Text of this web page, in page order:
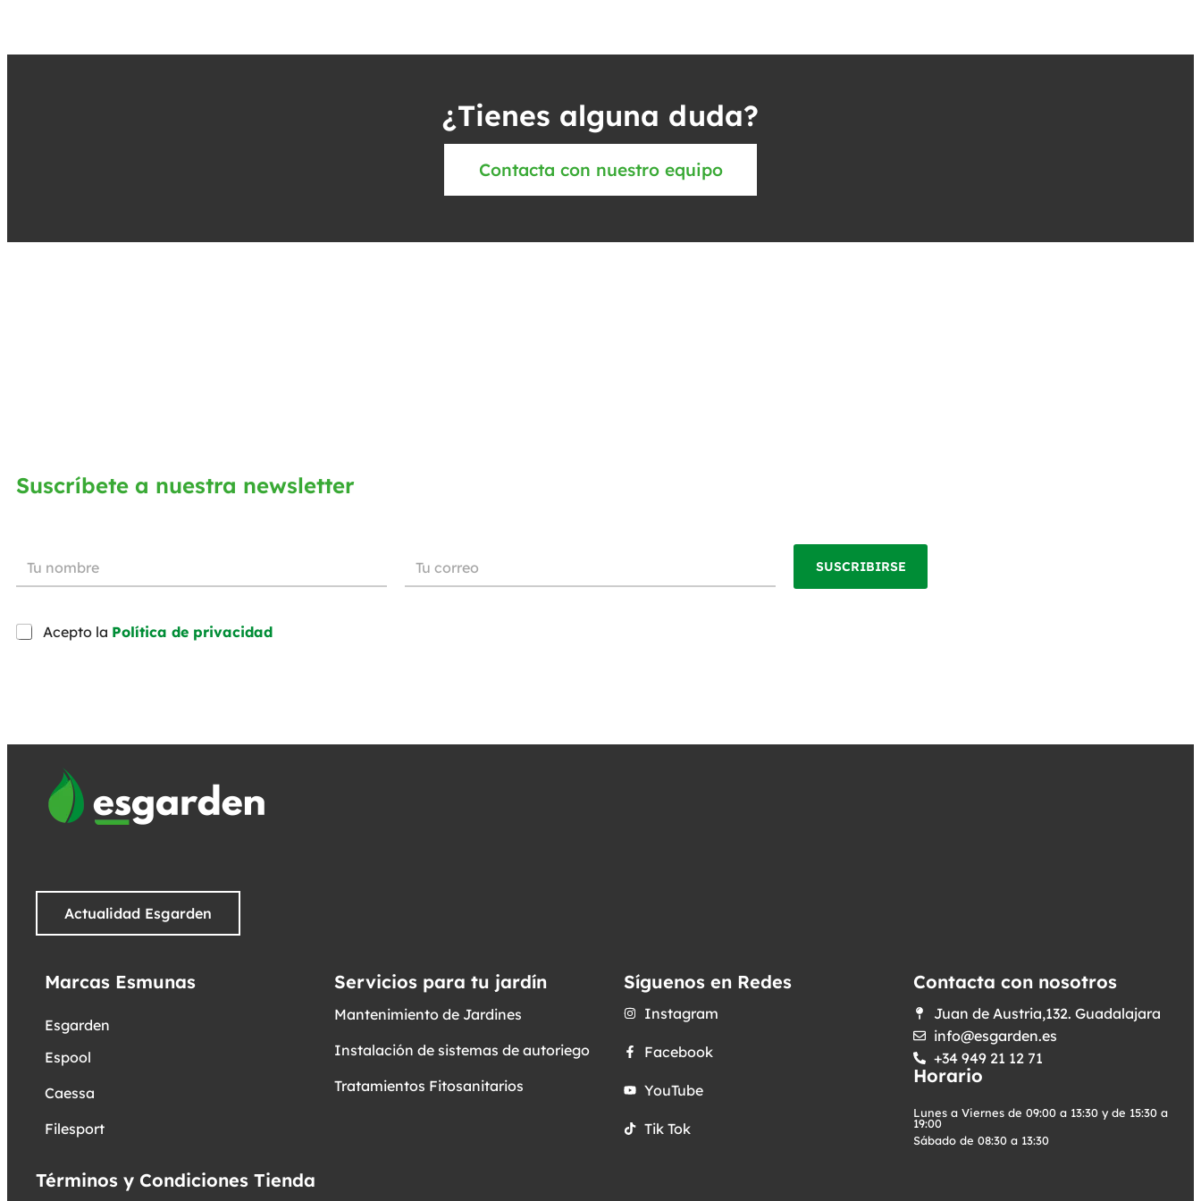
¿Tienes alguna duda?
Contacta con nuestro equipo
Suscríbete a nuestra newsletter
Acepto la Política de privacidad
SUSCRIBIRSE
Actualidad Esgarden
Marcas Esmunas
Esgarden
Espool
Caessa
Filesport
Servicios para tu jardín
Mantenimiento de Jardines
Instalación de sistemas de autoriego
Tratamientos Fitosanitarios
Síguenos en Redes
Instagram
Facebook
YouTube
Tik Tok
Contacta con nosotros
Juan de Austria,132. Guadalajara
info@esgarden.es
+34 949 21 12 71
Horario
Lunes a Viernes de 09:00 a 13:30 y de 15:30 a
19:00
Sábado de 08:30 a 13:30
Términos y Condiciones Tienda